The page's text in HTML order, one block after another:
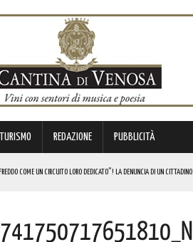
REDAZIONE PUBBLICITÀ
COME UN CIRCUITO LORO DEDICATO”! LA DENUNCIA DI UN CITTADINO